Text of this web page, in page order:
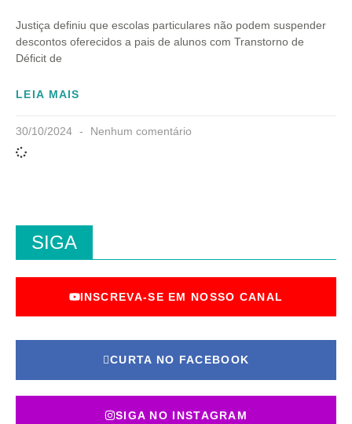
Justiça definiu que escolas particulares não podem suspender
descontos oferecidos a pais de alunos com Transtorno de
Déficit de
LEIA MAIS
30/10/2024 Nenhum comentário
SIGA
INSCREVA-SE EM NOSSO CANAL
CURTA NO FACEBOOK
SIGA NO INSTAGRAM